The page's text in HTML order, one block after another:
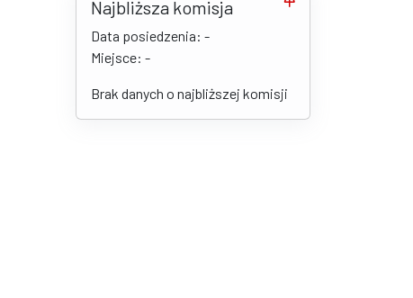
Najbliższa komisja
Data posiedzenia: -
Miejsce: -
Brak danych o najbliższej komisji